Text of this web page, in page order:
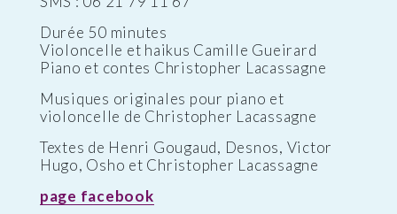
Durée 50 minutes
Violoncelle et haikus Camille Gueirard
Piano et contes Christopher Lacassagne
Musiques originales pour piano et
violoncelle de Christopher Lacassagne
Textes de Henri Gougaud, Desnos, Victor
Hugo, Osho et Christopher Lacassagne
page facebook